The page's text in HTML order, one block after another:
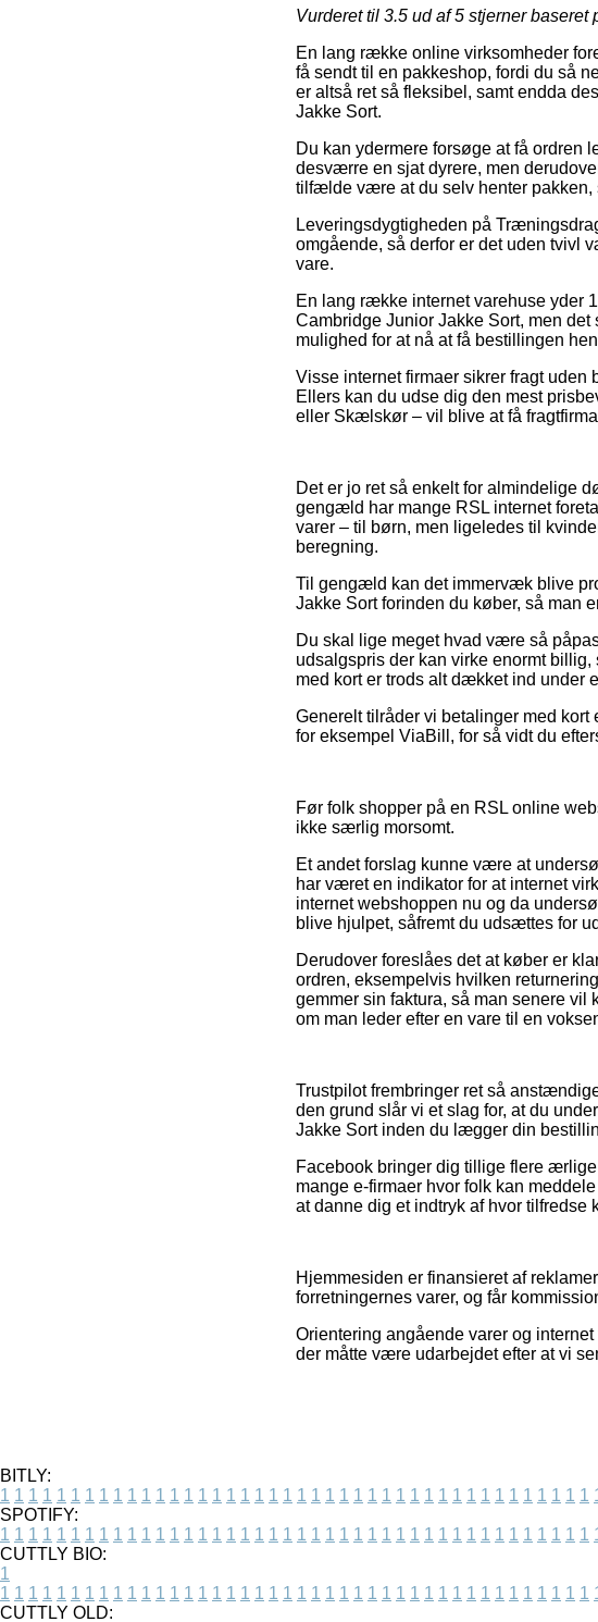
Vurderet til 3.5 ud af 5 stjerner baseret
En lang række online virksomheder
få sendt til en pakkeshop, fordi du så
er altså ret så fleksibel, samt endda
Jakke Sort.
Du kan ydermere forsøge at få ordren
desværre en sjat dyrere, men
tilfælde være at du selv henter
Leveringsdygtigheden på
omgående, så derfor er det uden tvivl
vare.
En lang række internet varehuse yder
Cambridge Junior Jakke Sort, men
mulighed for at nå at få bestillingen
Visse internet firmaer sikrer fragt uden
Ellers kan du udse dig den mest
eller Skælskør – vil blive at få
Det er jo ret så enkelt for almindelige
gengæld har mange RSL internet
varer – til børn, men ligeledes til
beregning.
Til gengæld kan det immervæk blive
Jakke Sort forinden du køber, så man
Du skal lige meget hvad være så
udsalgspris der kan virke enormt
med kort er trods alt dækket ind under
Generelt tilråder vi betalinger med
for eksempel ViaBill, for så vidt du
Før folk shopper på en RSL online
ikke særlig morsomt.
Et andet forslag kunne være at
har været en indikator for at internet
internet webshoppen nu og da
blive hjulpet, såfremt du udsættes for
Derudover foreslåes det at køber er
ordren, eksempelvis hvilken
gemmer sin faktura, så man senere
om man leder efter en vare til en
Trustpilot frembringer ret så
den grund slår vi et slag for, at du
Jakke Sort inden du lægger din
Facebook bringer dig tillige flere
mange e-firmaer hvor folk kan
at danne dig et indtryk af hvor tilfredse
Hjemmesiden er finansieret af
forretningernes varer, og får
Orientering angående varer og
der måtte være udarbejdet efter at vi
BITLY:
1 1 1 1 1 1 1 1 1 1 1 1 1 1 1 1 1 1 1 1 1 1 1 1 1 1 1 1 1 1 1 1 1 1 1 1 1 1 1 1 1 1
SPOTIFY:
1 1 1 1 1 1 1 1 1 1 1 1 1 1 1 1 1 1 1 1 1 1 1 1 1 1 1 1 1 1 1 1 1 1 1 1 1 1 1 1 1 1
CUTTLY BIO:
1
1 1 1 1 1 1 1 1 1 1 1 1 1 1 1 1 1 1 1 1 1 1 1 1 1 1 1 1 1 1 1 1 1 1 1 1 1 1 1 1 1 1
CUTTLY OLD: